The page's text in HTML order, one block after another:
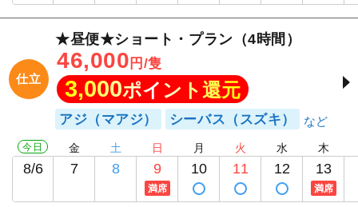
仕立
★昼便★ショート・プラン（4時間）
46,000 円/隻
3,000ポイント還元
アジ（マアジ） シーバス（スズキ）
今日
8/6
金
7
土
8
日
9
満席
月
10
火
11
水
12
木
13
満席